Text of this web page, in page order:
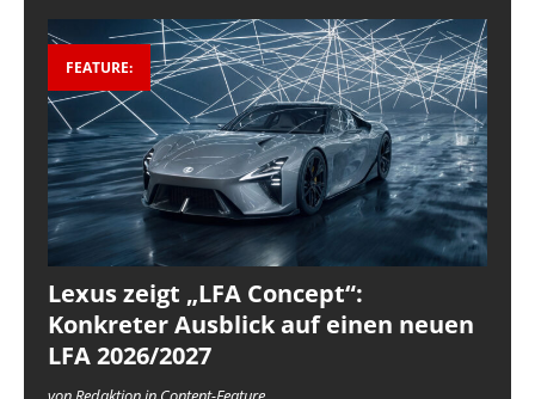
FEATURE:
Lexus zeigt „LFA Concept“:
Konkreter Ausblick auf einen neuen
LFA 2026/2027